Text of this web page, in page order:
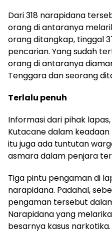
Dari 318 narapidana
orang di antaranya
orang ditangkap, tinggal
pencarian. Yang sudah
orang di antaranya
Tenggara dan seorang
Terlalu penuh
Informasi dari pihak lapas,
Kutacane dalam keadaan
itu juga ada tuntutan
asmara dalam penjara
Tiga pintu pengaman di
narapidana. Padahal,
pengaman tersebut
Narapidana yang
besarnya kasus narkotika.